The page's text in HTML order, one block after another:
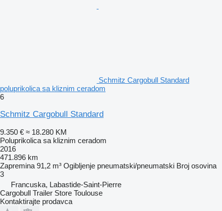
Schmitz Cargobull Standard
poluprikolica sa kliznim ceradom
6
Schmitz Cargobull Standard
9.350 € ≈ 18.280 KM
Poluprikolica sa kliznim ceradom
2016
471.896 km
Zapremina 91,2 m³ Ogibljenje pneumatski/pneumatski Broj osovina
3
Francuska, Labastide-Saint-Pierre
Cargobull Trailer Store Toulouse
Kontaktirajte prodavca